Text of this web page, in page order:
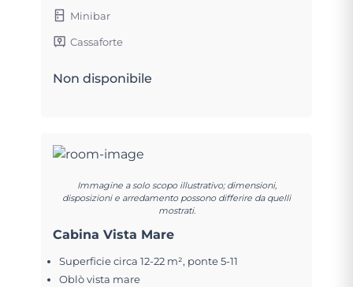
Minibar
Cassaforte
Non disponibile
Immagine a solo scopo illustrativo; dimensioni,
disposizioni e arredamento possono differire da quelli
mostrati.
Cabina Vista Mare
Superficie circa 12-22 m², ponte 5-11
Oblò vista mare